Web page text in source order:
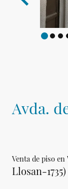
Avda.
Venta de piso en
Llosan-1735)